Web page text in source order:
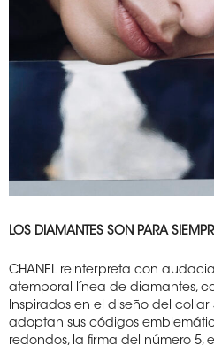
LOS DIAMANTES SON PARA
CHANEL reinterpreta con
atemporal línea de diamantes,
Inspirados en el diseño del collar
adoptan sus códigos
redondos, la firma del número 5,